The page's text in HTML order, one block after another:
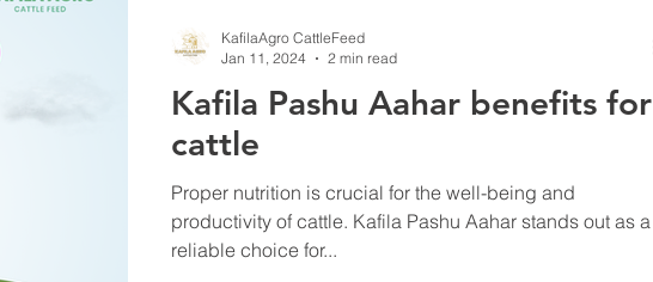
Kafila Pashu Aahar benefits for
cattle
Proper nutrition is crucial for the well-being and
productivity of cattle. Kafila Pashu Aahar stands out as a
reliable choice for...
KafilaAgro CattleFeed
Jan 11, 2024
2 min read